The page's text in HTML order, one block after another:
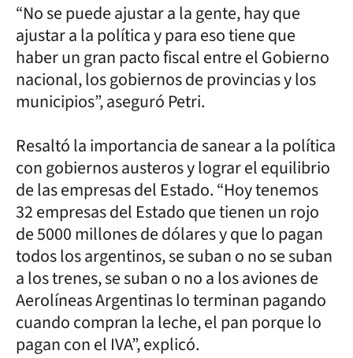
“No se puede ajustar a la gente, hay que
ajustar a la política y para eso tiene que
haber un gran pacto fiscal entre el Gobierno
nacional, los gobiernos de provincias y los
municipios”, aseguró Petri.
Resaltó la importancia de sanear a la política
con gobiernos austeros y lograr el equilibrio
de las empresas del Estado. “Hoy tenemos
32 empresas del Estado que tienen un rojo
de 5000 millones de dólares y que lo pagan
todos los argentinos, se suban o no se suban
a los trenes, se suban o no a los aviones de
Aerolíneas Argentinas lo terminan pagando
cuando compran la leche, el pan porque lo
pagan con el IVA”, explicó.